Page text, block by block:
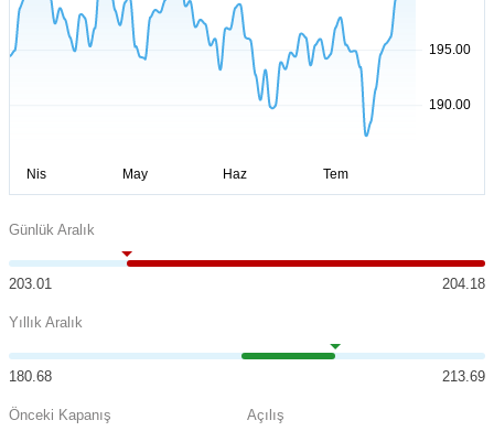
Günlük Aralık
203.01 204.18
Yıllık Aralık
180.68 213.69
Önceki Kapanış Açılış